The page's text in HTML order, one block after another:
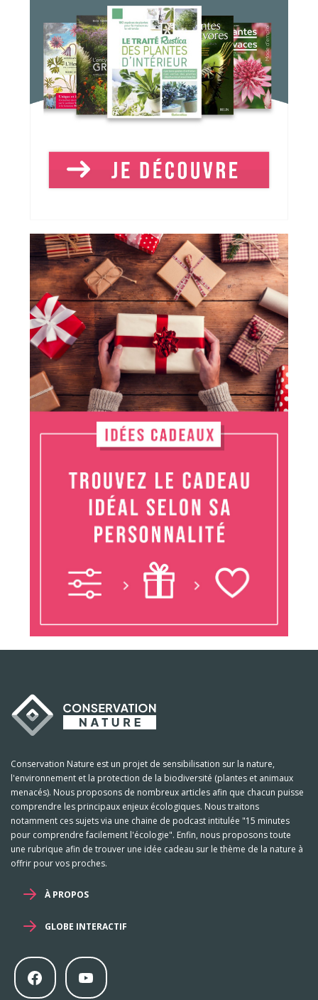
Conservation Nature est un projet de sensibilisation sur la nature,
l'environnement et la protection de la biodiversité (plantes et animaux
menacés). Nous proposons de nombreux articles afin que chacun puisse
comprendre les principaux enjeux écologiques. Nous traitons
notamment ces sujets via une chaine de podcast intitulée "15 minutes
pour comprendre facilement l'écologie". Enfin, nous proposons toute
une rubrique afin de trouver une idée cadeau sur le thème de la nature à
offrir pour vos proches.
À PROPOS
GLOBE INTERACTIF